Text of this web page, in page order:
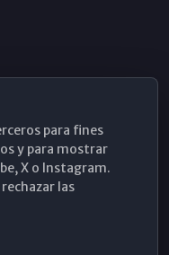
para fines
y para mostrar
X o Instagram.
las